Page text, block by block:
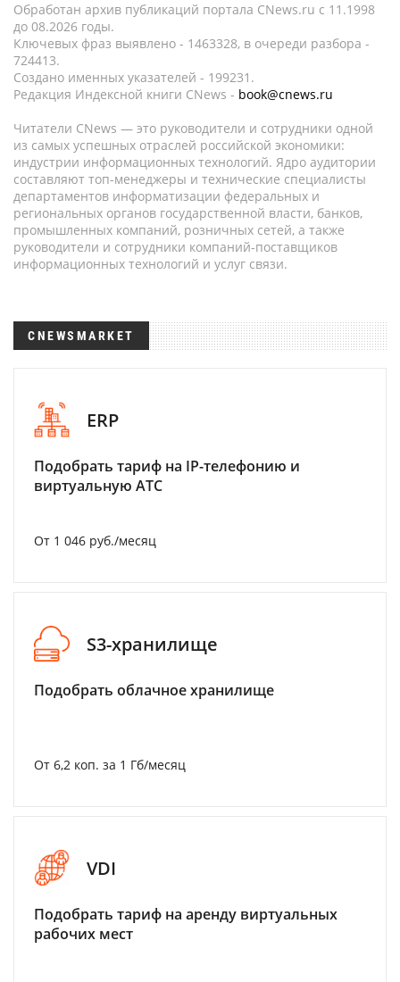
Обработан архив публикаций портала CNews.ru c 11.1998
до 08.2026 годы.
Ключевых фраз выявлено - 1463328, в очереди разбора -
724413.
Создано именных указателей - 199231.
Редакция Индексной книги CNews - book@cnews.ru
Читатели CNews — это руководители и сотрудники одной
из самых успешных отраслей российской экономики:
индустрии информационных технологий. Ядро аудитории
составляют топ-менеджеры и технические специалисты
департаментов информатизации федеральных и
региональных органов государственной власти, банков,
промышленных компаний, розничных сетей, а также
руководители и сотрудники компаний-поставщиков
информационных технологий и услуг связи.
CNEWSMARKET
ERP
Подобрать тариф на IP-телефонию и
виртуальную АТС
От 1 046 руб./месяц
S3-хранилище
Подобрать облачное хранилище
От 6,2 коп. за 1 Гб/месяц
VDI
Подобрать тариф на аренду виртуальных
рабочих мест